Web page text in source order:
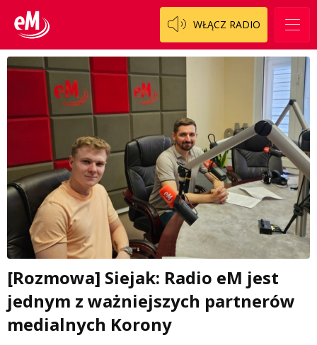
WŁĄCZ RADIO
[Rozmowa] Siejak: Radio eM jest
jednym z ważniejszych partnerów
medialnych Korony